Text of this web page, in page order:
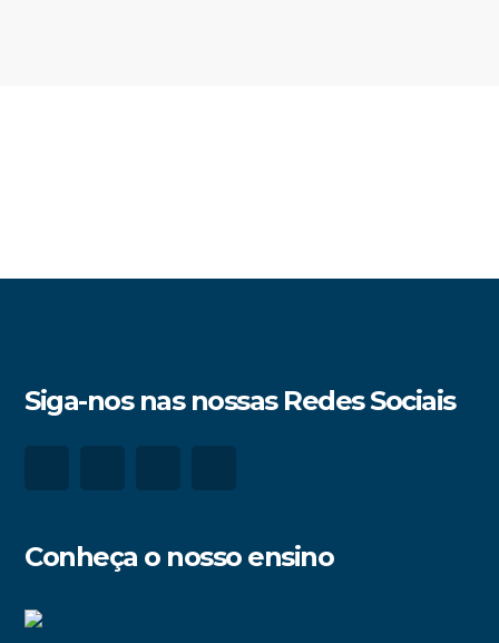
Siga-nos nas nossas Redes Sociais
Conheça o nosso ensino